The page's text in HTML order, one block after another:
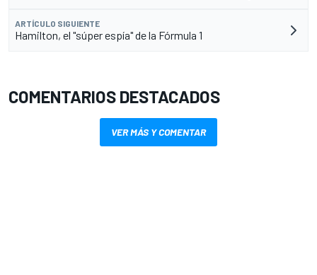
ARTÍCULO SIGUIENTE
Hamilton, el "súper espía" de la Fórmula 1
COMENTARIOS DESTACADOS
VER MÁS Y COMENTAR